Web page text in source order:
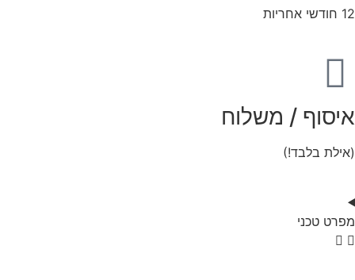
12 חודשי אחריות
איסוף / משלוח
(אילת בלבד!)
מפרט טכני